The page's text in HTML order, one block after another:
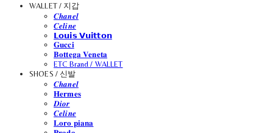
WALLET / 지갑
𝑪𝒉𝒂𝒏𝒆𝒍
𝑪𝒆𝒍𝒊𝒏𝒆
𝗟𝗼𝘂𝗶𝘀 𝗩𝘂𝗶𝘁𝘁𝗼𝗻
𝐆𝐮𝐜𝐜𝐢
𝐁𝐨𝐭𝐭𝐞𝐠𝐚 𝐕𝐞𝐧𝐞𝐭𝐚
ETC Brand / WALLET
SHOES / 신발
𝑪𝒉𝒂𝒏𝒆𝒍
𝐇𝐞𝐫𝐦𝐞𝐬
𝑫𝒊𝒐𝒓
𝑪𝒆𝒍𝒊𝒏𝒆
𝐋𝐨𝐫𝐨 𝐩𝐢𝐚𝐧𝐚